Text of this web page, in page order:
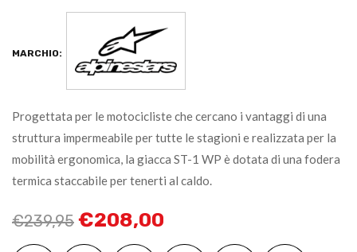
MARCHIO:
Progettata per le motocicliste che cercano i vantaggi di una
struttura impermeabile per tutte le stagioni e realizzata per la
mobilità ergonomica, la giacca ST-1 WP è dotata di una fodera
termica staccabile per tenerti al caldo.
€239,95 €208,00